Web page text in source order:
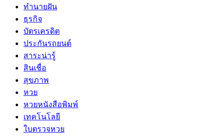
ทำนายฝัน
ธุรกิจ
บัตรเครดิต
ประกันรถยนต์
สาระน่ารู้
สินเชื่อ
สุขภาพ
หวย
หวยหนังสือพิมพ์
เทคโนโลยี
ใบตรวจหวย